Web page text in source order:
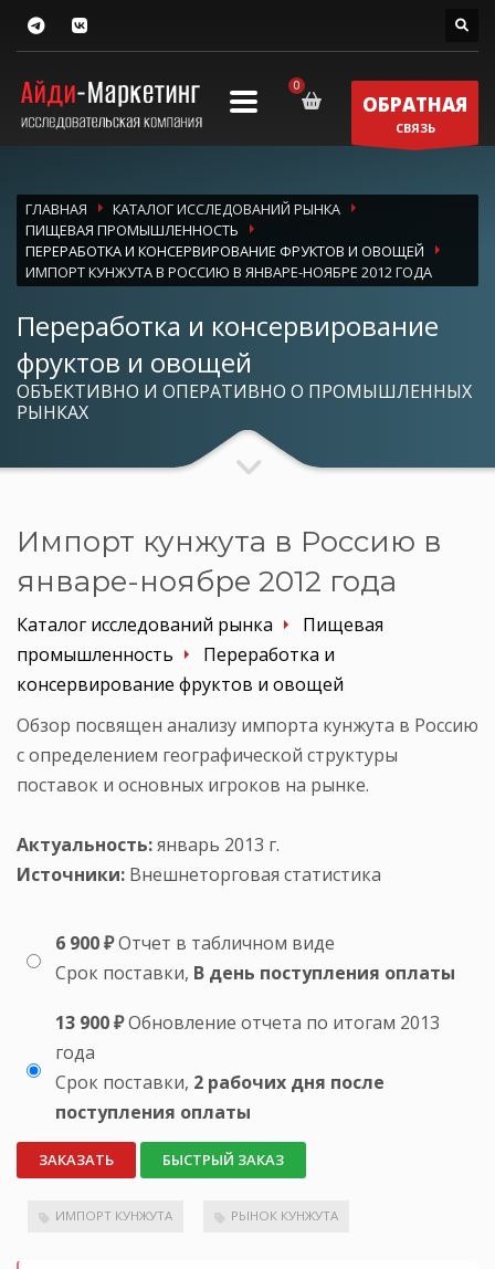
ОБРАТНАЯ
СВЯЗЬ
ГЛАВНАЯ
КАТАЛОГ ИССЛЕДОВАНИЙ РЫНКА
ПИЩЕВАЯ ПРОМЫШЛЕННОСТЬ
ПЕРЕРАБОТКА И КОНСЕРВИРОВАНИЕ ФРУКТОВ И ОВОЩЕЙ
ИМПОРТ КУНЖУТА В РОССИЮ В ЯНВАРЕ-НОЯБРЕ 2012 ГОДА
Переработка и консервирование
фруктов и овощей
ОБЪЕКТИВНО И ОПЕРАТИВНО О ПРОМЫШЛЕННЫХ
РЫНКАХ
Импорт кунжута в Россию в
январе-ноябре 2012 года
Каталог исследований рынка
Пищевая
промышленность
Переработка и
консервирование фруктов и овощей
Обзор посвящен анализу импорта кунжута в Россию
с определением географической структуры
поставок и основных игроков на рынке.
Актуальность:январь 2013 г.
Источники: Внешнеторговая статистика
6 900 ₽Отчет в табличном виде
Срок поставки, В день поступления оплаты
13 900 ₽Обновление отчета по итогам 2013
года
Срок поставки, 2 рабочих дня после
поступления оплаты
ЗАКАЗАТЬ БЫСТРЫЙ ЗАКАЗ
ИМПОРТ КУНЖУТА РЫНОК КУНЖУТА